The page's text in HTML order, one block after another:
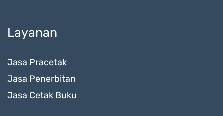
Layanan
Jasa Pracetak
Jasa Penerbitan
Jasa Cetak Buku